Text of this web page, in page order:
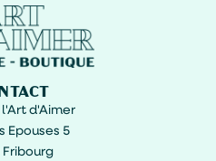
l'Art d'Aimer
Epouses 5
Fribourg